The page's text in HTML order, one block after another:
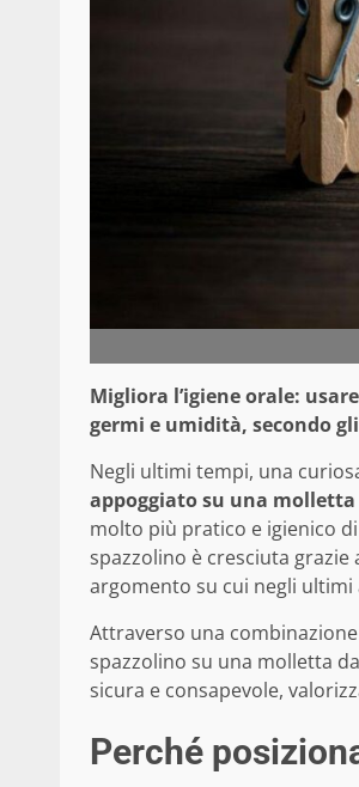
Migliora l’igiene orale:
germi e umidità, secondo
Negli ultimi tempi, una
appoggiato su una
molto più pratico e igienico
spazzolino è cresciuta grazie
argomento su cui negli
Attraverso una
spazzolino su una molletta
sicura e consapevole,
Perché